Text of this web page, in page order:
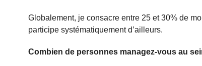
Globalement, je consacre entre 25 et 30% de
participe systématiquement d’ailleurs.
Combien de personnes managez-vous au